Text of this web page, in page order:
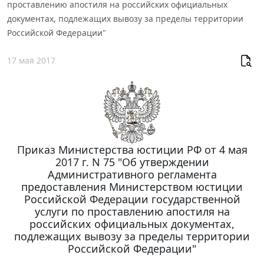
проставлению апостиля на российских официальных
документах, подлежащих вывозу за пределы территории
Российской Федерации"
17 мая 2017
Приказ Министерства юстиции РФ от 4 мая
2017 г. N 75 "Об утверждении
Административного регламента
предоставления Министерством юстиции
Российской Федерации государственной
услуги по проставлению апостиля на
российских официальных документах,
подлежащих вывозу за пределы территории
Российской Федерации"